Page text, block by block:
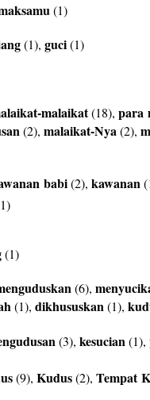
(1)
(1), guci(1)
malaikat(18), para
(2), malaikat-Nya(2),
babi(2), kawanan
(1)
(6),
(1), dikhususkan(1),
(3), kesucian(1),
(9), Kudus(2), Tempat